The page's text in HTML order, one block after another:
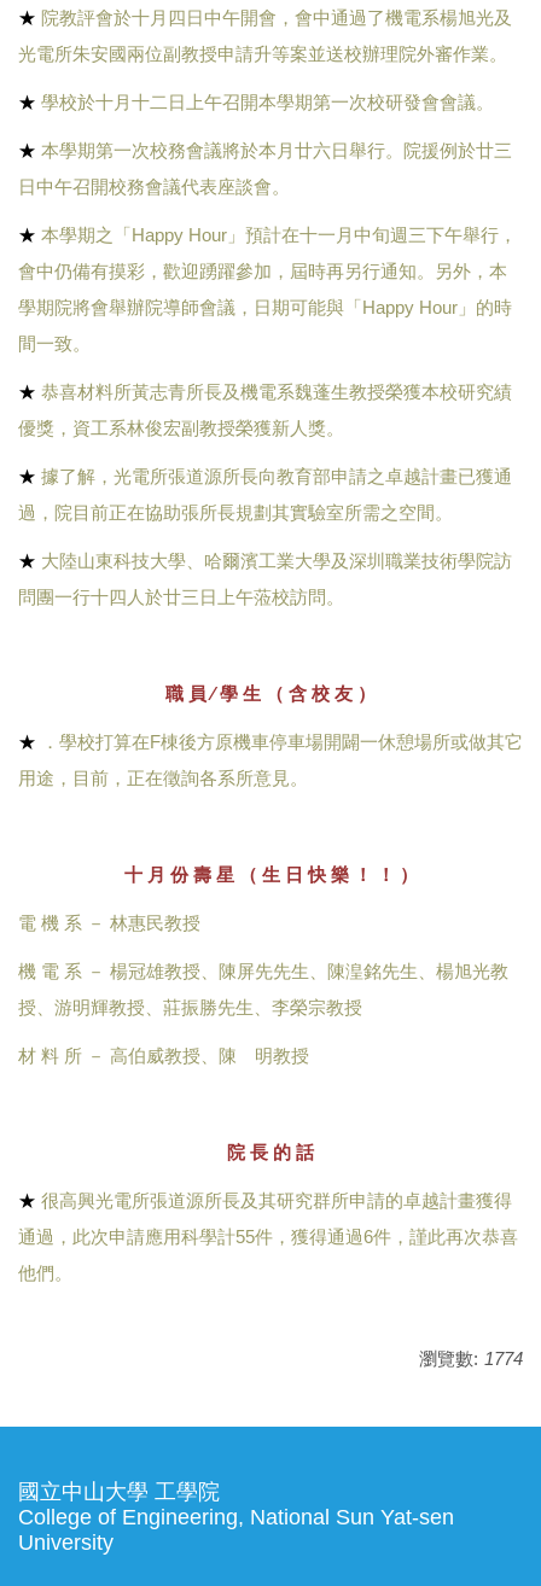
★ 院教評會於十月四日中午開會，會中通過了機電系楊旭光及
光電所朱安國兩位副教授申請升等案並送校辦理院外審作業。
★ 學校於十月十二日上午召開本學期第一次校研發會會議。
★ 本學期第一次校務會議將於本月廿六日舉行。院援例於廿三
日中午召開校務會議代表座談會。
★ 本學期之「Happy Hour」預計在十一月中旬週三下午舉行，
會中仍備有摸彩，歡迎踴躍參加，屆時再另行通知。另外，本
學期院將會舉辦院導師會議，日期可能與「Happy Hour」的時
間一致。
★ 恭喜材料所黃志青所長及機電系魏蓬生教授榮獲本校研究績
優獎，資工系林俊宏副教授榮獲新人獎。
★ 據了解，光電所張道源所長向教育部申請之卓越計畫已獲通
過，院目前正在協助張所長規劃其實驗室所需之空間。
★ 大陸山東科技大學、哈爾濱工業大學及深圳職業技術學院訪
問團一行十四人於廿三日上午蒞校訪問。
職 員 ∕ 學 生 （ 含 校 友 ）
★
．學校打算在F棟後方原機車停車場開闢一休憩場所或做其它
用途，目前，正在徵詢各系所意見。
十 月 份 壽 星 （ 生 日 快 樂 ！ ！ ）
電 機 系 － 林惠民教授
機 電 系 － 楊冠雄教授、陳屏先先生、陳湟銘先生、楊旭光教
授、游明輝教授、莊振勝先生、李榮宗教授
材 料 所 － 高伯威教授、陳 明教授
院 長 的 話
★ 很高興光電所張道源所長及其研究群所申請的卓越計畫獲得
通過，此次申請應用科學計55件，獲得通過6件，謹此再次恭喜
他們。
瀏覽數: 1774
國立中山大學 工學院
College of Engineering, National Sun Yat-sen
University